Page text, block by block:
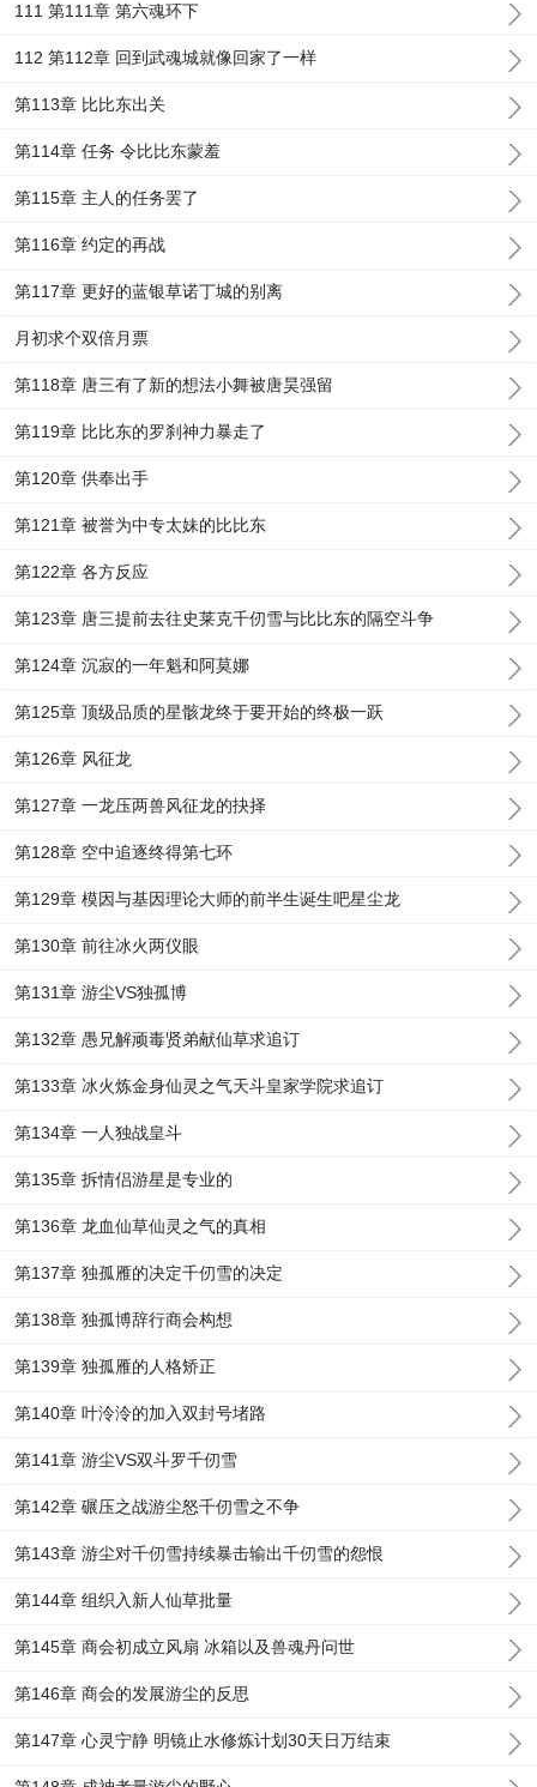
111 第111章 第六魂环下
112 第112章 回到武魂城就像回家了一样
第113章 比比东出关
第114章 任务 令比比东蒙羞
第115章 主人的任务罢了
第116章 约定的再战
第117章 更好的蓝银草诺丁城的别离
月初求个双倍月票
第118章 唐三有了新的想法小舞被唐昊强留
第119章 比比东的罗刹神力暴走了
第120章 供奉出手
第121章 被誉为中专太妹的比比东
第122章 各方反应
第123章 唐三提前去往史莱克千仞雪与比比东的隔空斗争
第124章 沉寂的一年魁和阿莫娜
第125章 顶级品质的星骸龙终于要开始的终极一跃
第126章 风征龙
第127章 一龙压两兽风征龙的抉择
第128章 空中追逐终得第七环
第129章 模因与基因理论大师的前半生诞生吧星尘龙
第130章 前往冰火两仪眼
第131章 游尘VS独孤博
第132章 愚兄解顽毒贤弟献仙草求追订
第133章 冰火炼金身仙灵之气天斗皇家学院求追订
第134章 一人独战皇斗
第135章 拆情侣游星是专业的
第136章 龙血仙草仙灵之气的真相
第137章 独孤雁的决定千仞雪的决定
第138章 独孤博辞行商会构想
第139章 独孤雁的人格矫正
第140章 叶泠泠的加入双封号堵路
第141章 游尘VS双斗罗千仞雪
第142章 碾压之战游尘怒千仞雪之不争
第143章 游尘对千仞雪持续暴击输出千仞雪的怨恨
第144章 组织入新人仙草批量
第145章 商会初成立风扇 冰箱以及兽魂丹问世
第146章 商会的发展游尘的反思
第147章 心灵宁静 明镜止水修炼计划30天日万结束